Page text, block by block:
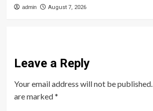
admin August 7, 2026
Leave a Reply
Your email address will not be published.
are marked*